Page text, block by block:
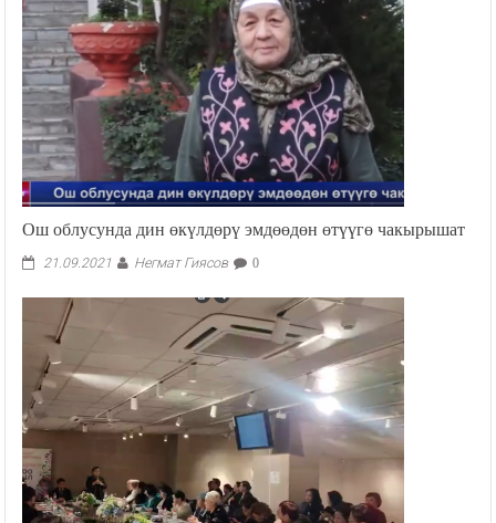
Ош облусунда дин өкүлдөрү эмдөөдөн өтүүгө чакырышат
21.09.2021 Негмат Гиясов 0